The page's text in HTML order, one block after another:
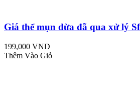
Giá thể mụn dừa đã qua xử lý
199,000 VND
Thêm Vào Giỏ